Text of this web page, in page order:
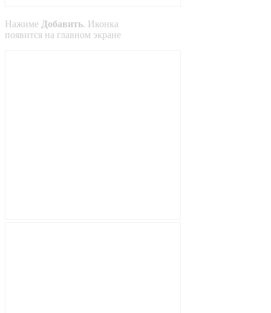
Нажиме Добавить. Иконка
появится на главном экране